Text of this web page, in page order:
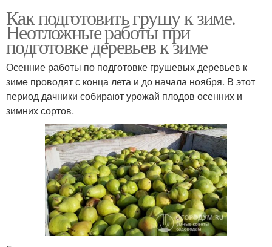
Как подготовить грушу к зиме.
Неотложные работы при
подготовке деревьев к зиме
Осенние работы по подготовке грушевых деревьев к
зиме проводят с конца лета и до начала ноября. В этот
период дачники собирают урожай плодов осенних и
зимних сортов.